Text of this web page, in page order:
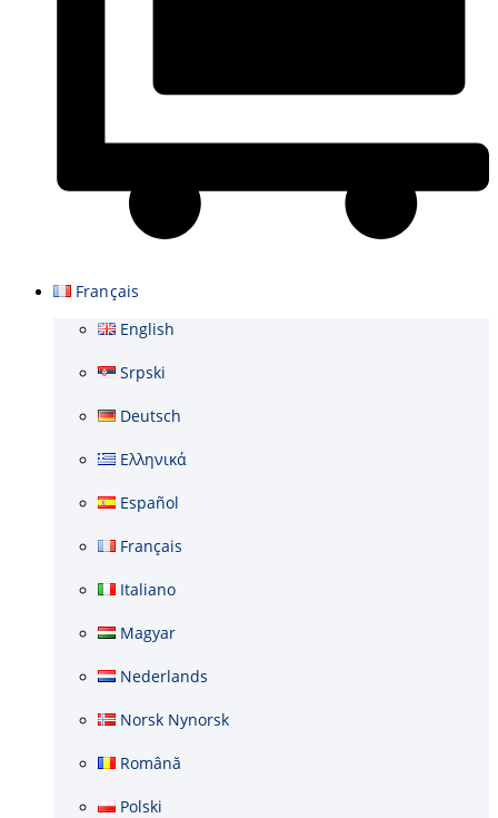
Français
English
Srpski
Deutsch
Ελληνικά
Español
Français
Italiano
Magyar
Nederlands
Norsk Nynorsk
Română
Polski